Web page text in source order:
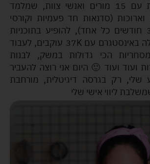
קולינריה טבעונית עם 15 מורים ואנשי צוות, שמלמד
(סדנאות חד פעמיות וקורסי
קונדיטוריה של 3 חודשים כל אחד), להופיע בתוכניות
בוקר, לבנות קהילה באינסטגרם עם 37K עוקבים, לעבוד
הכי גדולות במשק, לבנות
ועוד ועוד 🙂 היום אני רוצה להעביר
רק בגרסה דיגיטלית, מורחבת
ליווי אישי שלי